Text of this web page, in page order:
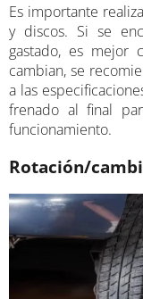
Es importante
y discos. Si se
gastado, es mejor
cambian, se
a las
frenado al final
funcionamiento.
Rotación/